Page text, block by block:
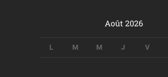
Août 2026
L M M J V